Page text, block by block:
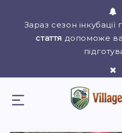
Зараз сезон
стаття допоможе